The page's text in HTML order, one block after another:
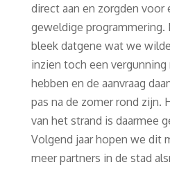
direct aan en zorgden voor
geweldige programmering.
bleek datgene wat we
inzien toch een
hebben en de aanvraag
pas na de zomer rond zijn.
van het strand is daarmee
Volgend jaar hopen we dit
meer partners in de stad